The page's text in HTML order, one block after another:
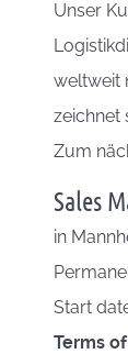
Unser
weltweit
zeichnet
Zum
Sales
in
Start
Terms